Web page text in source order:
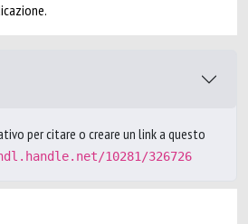
per citare o creare un link a questo
10281/326726